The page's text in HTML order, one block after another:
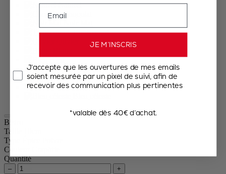
Naturel
Chocolat
Transparent
Bleu
Gris roche
Vert fougère
Noisette
Bistro
Taille
Type Épice
Couleur
Quantité
– +
Email
JE M’INSCRIS
J’accepte que les ouvertures de mes emails
soient mesurée par un pixel de suivi, afin de
recevoir des communication plus pertinentes
*valable dès 40€ d’achat.